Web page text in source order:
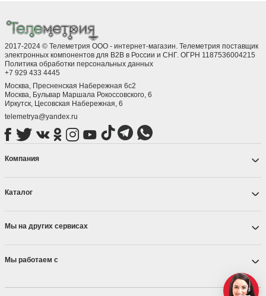
2017-2024 © Телеметрия ООО - интернет-магазин. Телеметрия поставщик
электронных компонентов для B2B в России и СНГ. ОГРН 1187536004215
Политика обработки персональных данных
+7 929 433 4445
Москва, Пресненская Набережная 6с2
Москва, ​Бульвар Маршала Рокоссовского, 6
Иркутск, ​Цесовская Набережная, 6
telemetrya@yandex.ru
Компания
Каталог
Мы на других сервисах
Мы работаем с